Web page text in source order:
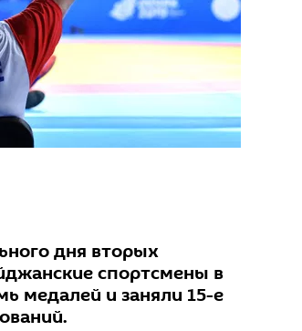
дня вторых
спортсмены в
медалей и заняли 15-е